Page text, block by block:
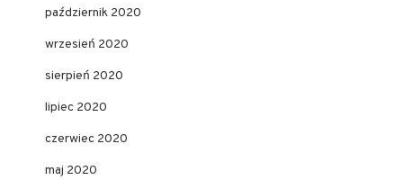
październik 2020
wrzesień 2020
sierpień 2020
lipiec 2020
czerwiec 2020
maj 2020